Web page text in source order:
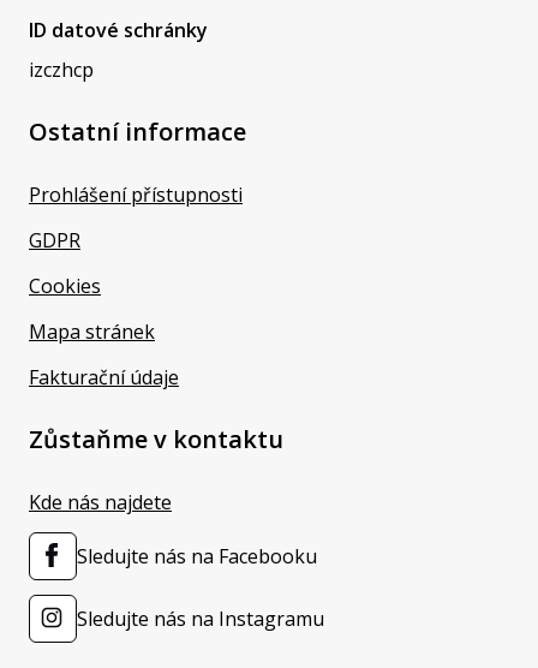
ID datové schránky
izczhcp
Ostatní informace
Prohlášení přístupnosti
GDPR
Cookies
Mapa stránek
Fakturační údaje
Zůstaňme v kontaktu
Kde nás najdete
Sledujte nás na Facebooku
Sledujte nás na Instagramu